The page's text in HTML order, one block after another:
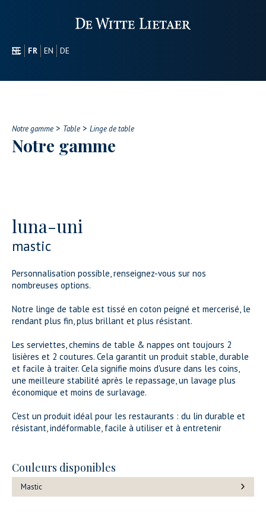
NL FR EN
DE
NOTRE GAMME
CONTACT
Notre gamme > Table > Linge de table
Notre gamme
luna-uni
mastic
Personnalisation possible, renseignez-vous sur nos
nombreuses options.
Notre linge de table est tissé en coton peigné et mercerisé, le
rendant plus fin, plus brillant et plus résistant.
Les serviettes, chemins de table & nappes ont toujours 2
lisières et 2 coutures. Cela garantit un produit stable, durable
et facile à traiter. Cela signifie moins d'usure dans les coins,
une meilleure stabilité après le repassage, un lavage plus
économique et moins de surlavage.
C'est un produit idéal pour les restaurants : du lin durable et
résistant, indéformable, facile à utiliser et à entretenir
Couleurs disponibles
Mastic